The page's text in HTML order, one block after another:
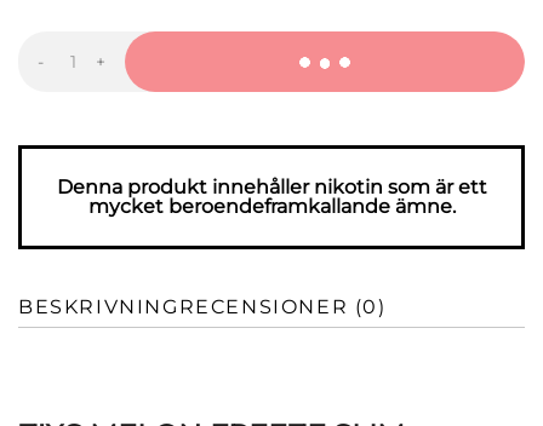
-Z!XS
mängd
+
Denna produkt innehåller nikotin som är ett
mycket beroendeframkallande ämne.
BESKRIVNING RECENSIONER (0)